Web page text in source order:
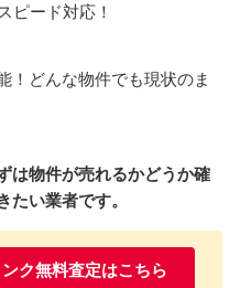
ピード対応！
！どんな物件でも現状のま
は物件が売れるかどうか確
たい業者です。
ク無料査定はこちら